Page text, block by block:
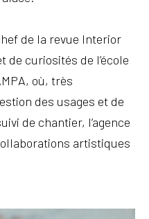
de la revue Interior
curiosités de l’école
où, très
des usages et de
de chantier, l’agence
artistiques